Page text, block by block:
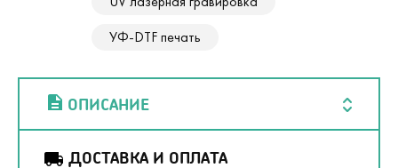
УФ-DTF печать
ОПИСАНИЕ
ДОСТАВКА И ОПЛАТА